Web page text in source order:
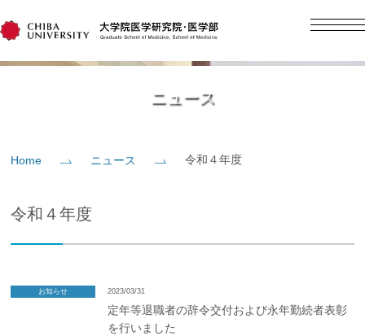
日本語
研究
入学案内
ニュース
Home ニュース 令和４年度
令和４年度
お知らせ 2023/03/31
定年等退職者の辞令交付および永年勤続者表彰
を行いました